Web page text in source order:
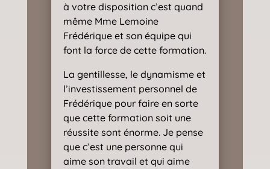
à votre disposition c’est quand
même Mme Lemoine
Frédérique et son équipe qui
font la force de cette formation.
La gentillesse, le dynamisme et
l’investissement personnel de
Frédérique pour faire en sorte
que cette formation soit une
réussite sont énorme. Je pense
que c’est une personne qui
aime son travail et qui aime